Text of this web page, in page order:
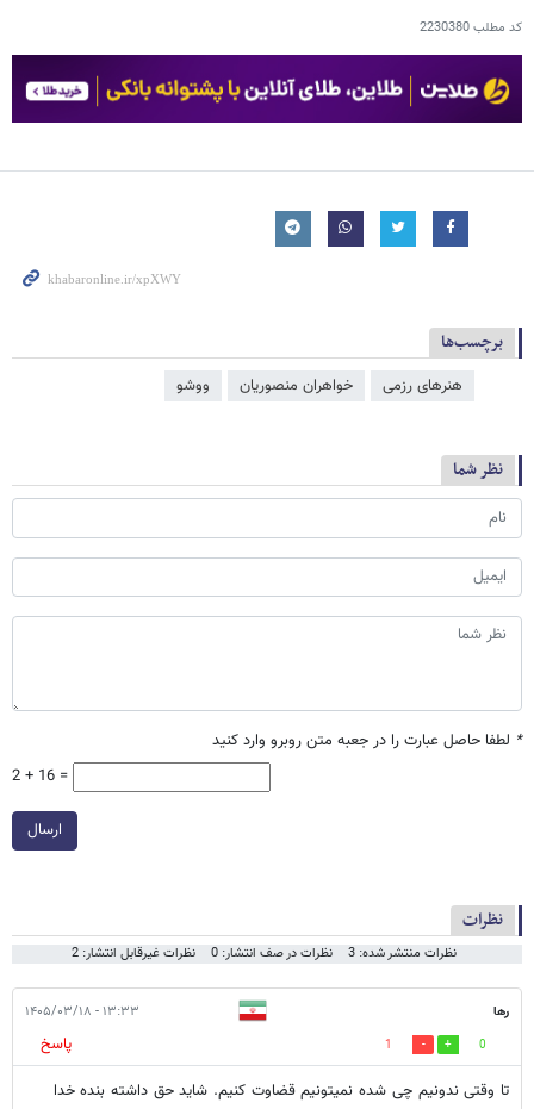
کد مطلب2230380
برچسب‌ها
هنرهای رزمی خواهران منصوریان ووشو
نظر شما
* لطفا حاصل عبارت را در جعبه متن روبرو وارد کنید
2 + 16 =
ارسال
نظرات
نظرات منتشر شده: 3 نظرات در صف انتشار: 0 نظرات غیرقابل انتشار: 2
رها ۱۳:۳۳ - ۱۴۰۵/۰۳/۱۸
0
1
پاسخ
تا وقتی ندونیم چی شده نمیتونیم قضاوت کنیم. شاید حق داشته بنده خدا